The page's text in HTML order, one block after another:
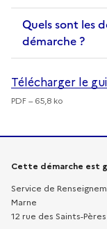
Quels sont les
démarche ?
Télécharger le
PDF – 65,8 ko
Cette démarche est
Service de
Marne
12 rue des Saints-Pères